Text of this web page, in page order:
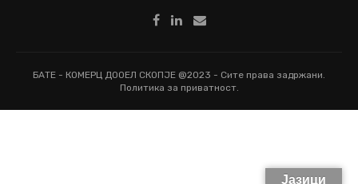
БАТЕ - КОМЕРЦ ДООЕЛ СКОПЈЕ @2023 - Сите права задржани.
Политика за приватност.
Јазици